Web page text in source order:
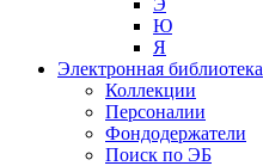
Э
Ю
Я
Электронная библиотека
Коллекции
Персоналии
Фондодержатели
Поиск по ЭБ